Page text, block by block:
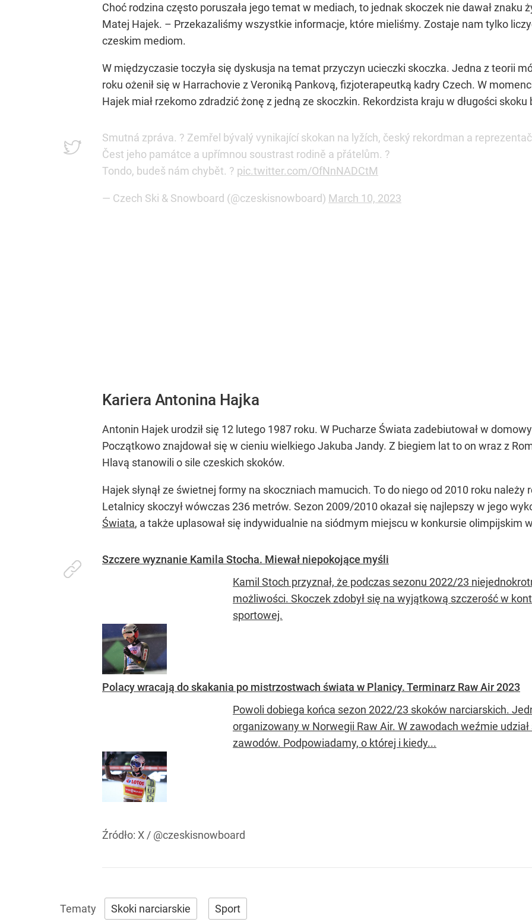
Choć rodzina często poruszała jego temat w mediach, to jednak skoczek nie dawał znaku
Matej Hajek. – Przekazaliśmy wszystkie informacje, które mieliśmy. Zostaje nam tylko
czeskim mediom.
W międzyczasie toczyła się dyskusja na temat przyczyn ucieczki skoczka. Jedna z teorii
roku ożenił się w Harrachovie z Veroniką Pankovą, fizjoterapeutką kadry Czech. W
Hajek miał rzekomo zdradzić żonę z jedną ze skoczkin. Rekordzista kraju w długości skoku
Smutná zpráva. ? Zemřel bývalý vynikající skokan na lyžích, český rekordman a
Čest jeho památce a upřímnou soustrast rodině a přátelům. ?
Tondo, budeš nám chybět. ? pic.twitter.com/OfNnNADCtM
— Czech Ski & Snowboard (@czeskisnowboard) March 10, 2023
Kariera Antonina Hajka
Antonin Hajek urodził się 12 lutego 1987 roku. W Pucharze Świata zadebiutował w
Początkowo znajdował się w cieniu wielkiego Jakuba Jandy. Z biegiem lat to on wraz z
Hlavą stanowili o sile czeskich skoków.
Hajek słynął ze świetnej formy na skoczniach mamucich. To do niego od 2010 roku należy
Letalnicy skoczył wówczas 236 metrów. Sezon 2009/2010 okazał się najlepszy w jego
Świata, a także uplasował się indywidualnie na siódmym miejscu w konkursie olimpijskim
Szczere wyznanie Kamila Stocha. Miewał niepokojące myśli
Kamil Stoch przyznał, że podczas sezonu 2022/23
możliwości. Skoczek zdobył się na wyjątkową szczerość w
sportowej.
Polacy wracają do skakania po mistrzostwach świata w Planicy. Terminarz Raw Air 2023
Powoli dobiega końca sezon 2022/23 skoków narciarskich.
organizowany w Norwegii Raw Air. W zawodach weźmie
zawodów. Podpowiadamy, o której i kiedy...
Źródło: X / @czeskisnowboard
Skoki narciarskie Sport